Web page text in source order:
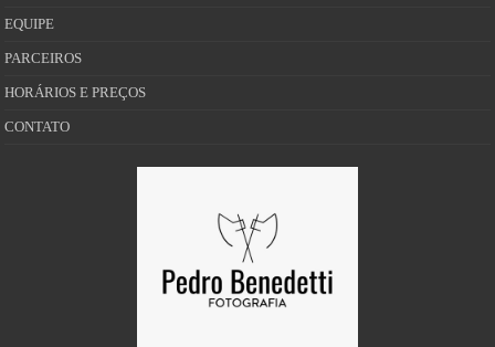
EQUIPE
PARCEIROS
HORÁRIOS E PREÇOS
CONTATO